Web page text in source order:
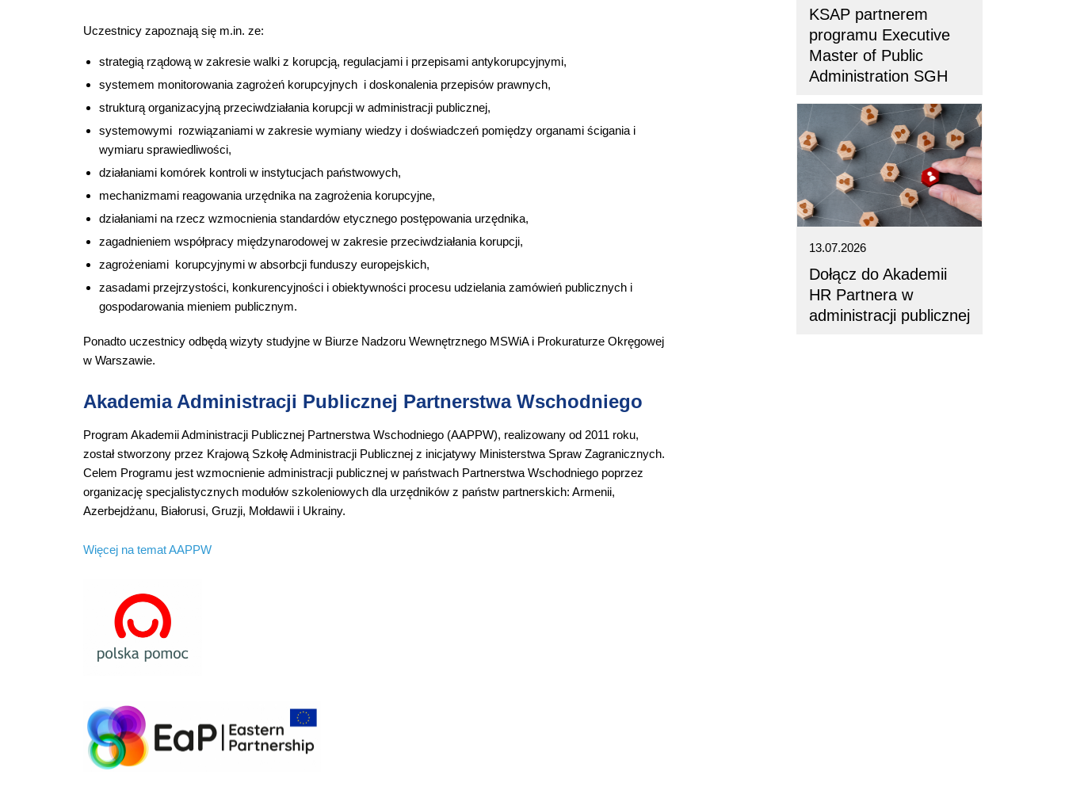
Uczestnicy zapoznają się m.in. ze:
strategią rządową w zakresie walki z korupcją, regulacjami i przepisami antykorupcyjnymi,
systemem monitorowania zagrożeń korupcyjnych i doskonalenia przepisów prawnych,
strukturą organizacyjną przeciwdziałania korupcji w administracji publicznej,
systemowymi rozwiązaniami w zakresie wymiany wiedzy i doświadczeń pomiędzy organami ścigania i
wymiaru sprawiedliwości,
działaniami komórek kontroli w instytucjach państwowych,
mechanizmami reagowania urzędnika na zagrożenia korupcyjne,
działaniami na rzecz wzmocnienia standardów etycznego postępowania urzędnika,
zagadnieniem współpracy międzynarodowej w zakresie przeciwdziałania korupcji,
zagrożeniami korupcyjnymi w absorbcji funduszy europejskich,
zasadami przejrzystości, konkurencyjności i obiektywności procesu udzielania zamówień publicznych i
gospodarowania mieniem publicznym.
Ponadto uczestnicy odbędą wizyty studyjne w Biurze Nadzoru Wewnętrznego MSWiA i Prokuraturze Okręgowej
w Warszawie.
Akademia Administracji Publicznej Partnerstwa Wschodniego
Program Akademii Administracji Publicznej Partnerstwa Wschodniego (AAPPW), realizowany od 2011 roku,
został stworzony przez Krajową Szkołę Administracji Publicznej z inicjatywy Ministerstwa Spraw Zagranicznych.
Celem Programu jest wzmocnienie administracji publicznej w państwach Partnerstwa Wschodniego poprzez
organizację specjalistycznych modułów szkoleniowych dla urzędników z państw partnerskich: Armenii,
Azerbejdżanu, Białorusi, Gruzji, Mołdawii i Ukrainy.
Więcej na temat AAPPW
KSAP partnerem
programu Executive
Master of Public
Administration SGH
13.07.2026
Dołącz do Akademii
HR Partnera w
administracji publicznej